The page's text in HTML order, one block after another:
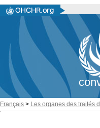
Français > Les organes des traités